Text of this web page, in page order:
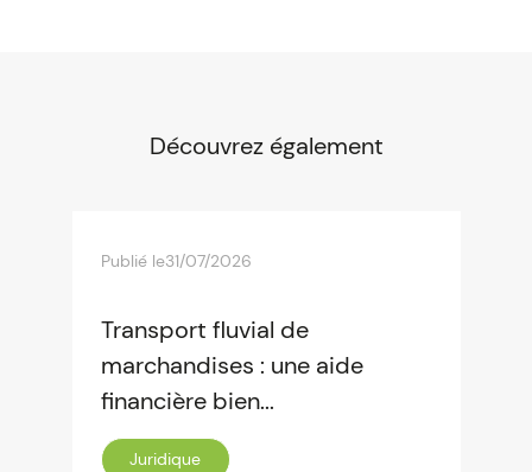
Découvrez également
Publié le31/07/2026
Transport fluvial de
marchandises : une aide
financière bien...
Juridique